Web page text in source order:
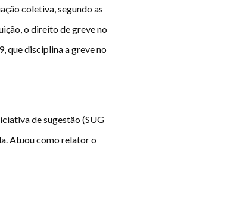
coletiva, segundo as
o direito de greve no
que disciplina a greve no
de sugestão (SUG
Atuou como relator o